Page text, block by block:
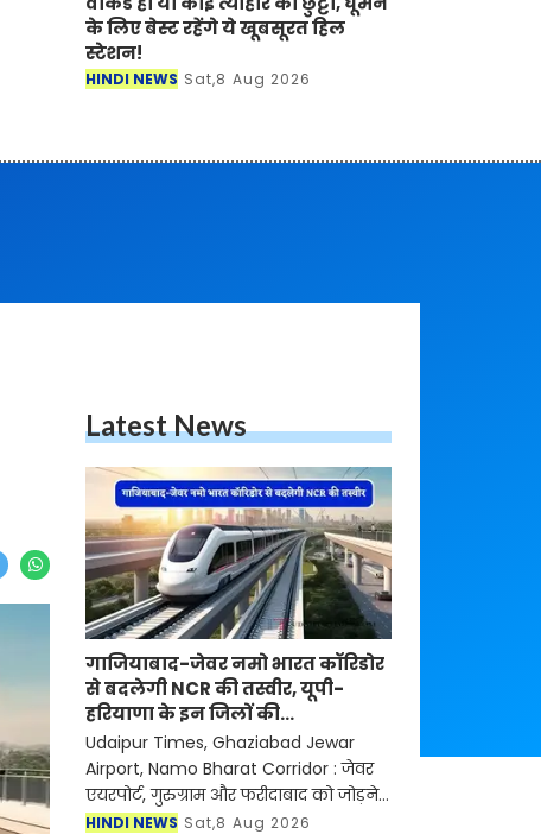
के लिए बेस्ट रहेंगे ये खूबसूरत हिल
स्टेशन!
HINDI NEWS Sat,8 Aug 2026
Latest News
गाजियाबाद-जेवर नमो भारत कॉरिडोर
से बदलेगी NCR की तस्वीर, यूपी-
हरियाणा के इन जिलों की
बढ़ेगी कनेक्टिविटी
Udaipur Times, Ghaziabad Jewar
Airport, Namo Bharat Corridor : जेवर
एयरपोर्ट, गुरुग्राम और फरीदाबाद को जोड़ने
वाले 64 किलोमीटर लंबे कॉरिडोर की DPR
HINDI NEWS Sat,8 Aug 2026